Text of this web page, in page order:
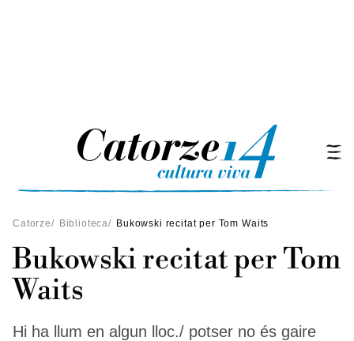
Catorze/ Biblioteca/ Bukowski recitat per Tom Waits
Bukowski recitat per Tom
Waits
Hi ha llum en algun lloc./ potser no és gaire